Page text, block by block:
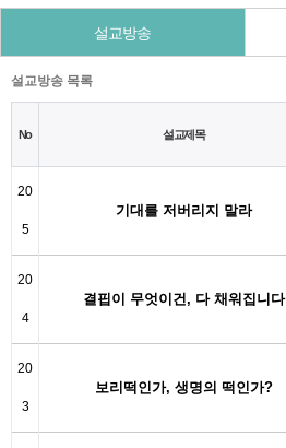
설교방송
설교방송 목록
No 설교제목
20
5
기대를 저버리지 말라
20
4
결핍이 무엇이건, 다 채워집니다
20
3
보리떡인가, 생명의 떡인가?